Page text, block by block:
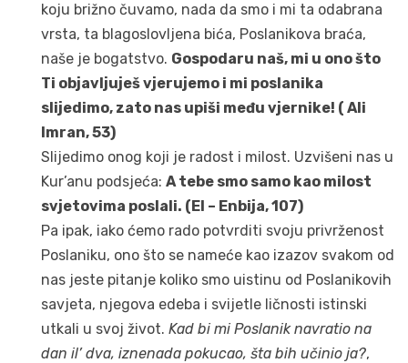
koju brižno čuvamo, nada da smo i mi ta odabrana
vrsta, ta blagoslovljena bića, Poslanikova braća,
naše je bogatstvo. Gospodaru naš, mi u ono što
Ti objavljuješ vjerujemo i mi poslanika
slijedimo, zato nas upiši među vjernike! ( Ali
Imran, 53)
Slijedimo onog koji je radost i milost. Uzvišeni nas u
Kur’anu podsjeća: A tebe smo samo kao milost
svjetovima poslali. (El – Enbija, 107)
Pa ipak, iako ćemo rado potvrditi svoju privrženost
Poslaniku, ono što se nameće kao izazov svakom od
nas jeste pitanje koliko smo uistinu od Poslanikovih
savjeta, njegova edeba i svijetle ličnosti istinski
utkali u svoj život. Kad bi mi Poslanik navratio na
dan il’ dva, iznenada pokucao, šta bih učinio ja?,